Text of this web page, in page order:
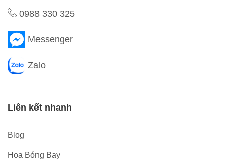
0988 330 325
Messenger
Zalo
Liên kết nhanh
Blog
Hoa Bóng Bay